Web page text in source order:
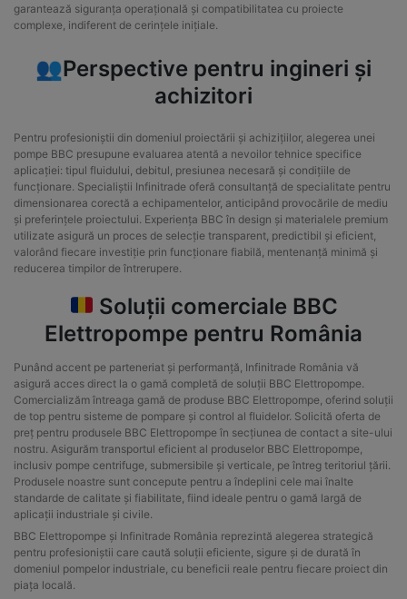
garantează siguranța operațională și compatibilitatea cu proiecte
complexe, indiferent de cerințele inițiale.
👥Perspective pentru ingineri și
achizitori
Pentru profesioniștii din domeniul proiectării și achizițiilor, alegerea unei
pompe BBC presupune evaluarea atentă a nevoilor tehnice specifice
aplicației: tipul fluidului, debitul, presiunea necesară și condițiile de
funcționare. Specialiștii Infinitrade oferă consultanță de specialitate pentru
dimensionarea corectă a echipamentelor, anticipând provocările de mediu
și preferințele proiectului. Experiența BBC în design și materialele premium
utilizate asigură un proces de selecție transparent, predictibil și eficient,
valorând fiecare investiție prin funcționare fiabilă, mentenanță minimă și
reducerea timpilor de întrerupere.
Soluții comerciale BBC
Elettropompe pentru România
Punând accent pe parteneriat și performanță, Infinitrade România vă
asigură acces direct la o gamă completă de soluții BBC Elettropompe.
Comercializăm întreaga gamă de produse BBC Elettropompe, oferind soluții
de top pentru sisteme de pompare și control al fluidelor. Solicită oferta de
preț pentru produsele BBC Elettropompe în secțiunea de contact a site-ului
nostru. Asigurăm transportul eficient al produselor BBC Elettropompe,
inclusiv pompe centrifuge, submersibile și verticale, pe întreg teritoriul țării.
Produsele noastre sunt concepute pentru a îndeplini cele mai înalte
standarde de calitate și fiabilitate, fiind ideale pentru o gamă largă de
aplicații industriale și civile.
BBC Elettropompe și Infinitrade România reprezintă alegerea strategică
pentru profesioniștii care caută soluții eficiente, sigure și de durată în
domeniul pompelor industriale, cu beneficii reale pentru fiecare proiect din
piața locală.